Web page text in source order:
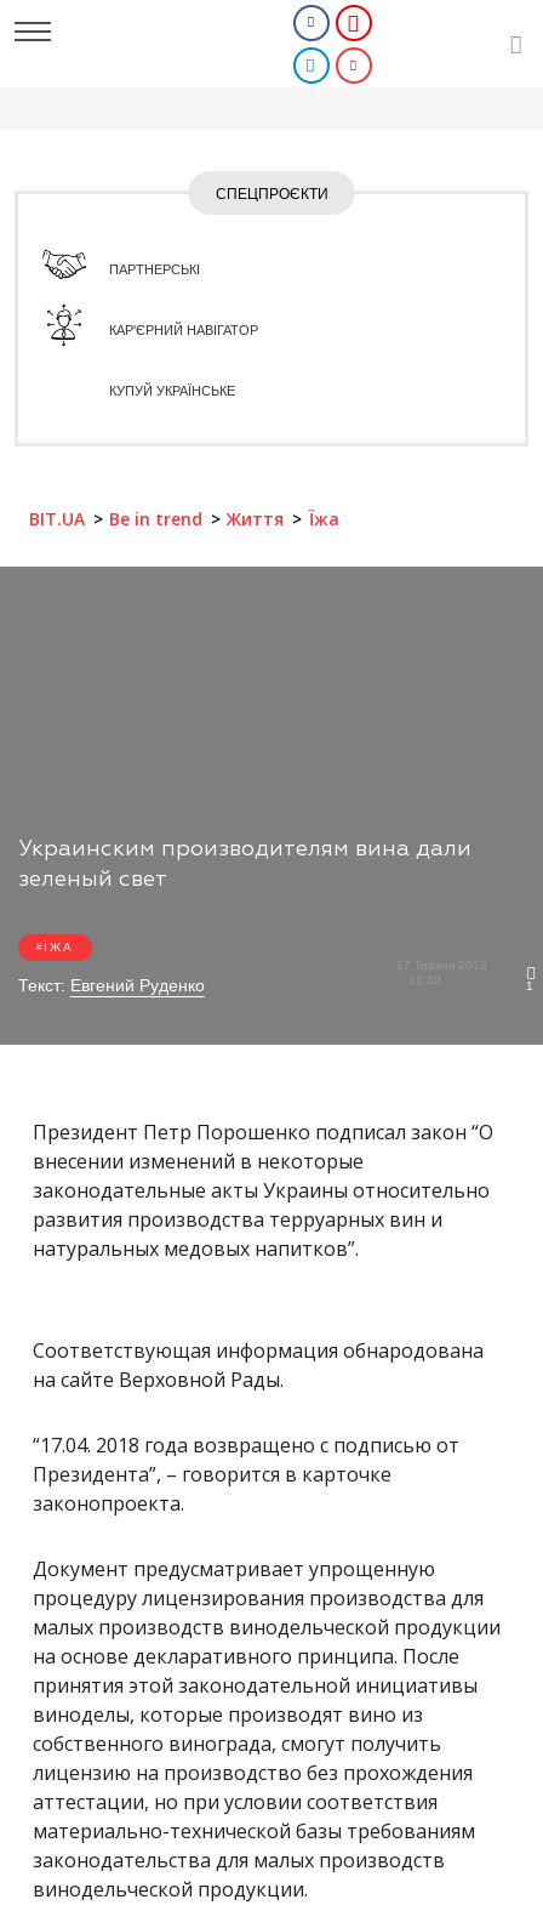
СПЕЦПРОЄКТИ
ПАРТНЕРСЬКІ
КАР'ЄРНИЙ НАВІГАТОР
КУПУЙ УКРАЇНСЬКЕ
BIT.UA Be in trend Життя Їжа
Украинским производителям вина дали
зеленый свет
ЇЖА
Текст: Евгений Руденко
17 Травня 2018
16:39
1
Президент Петр Порошенко подписал закон “О
внесении изменений в некоторые
законодательные акты Украины относительно
развития производства терруарных вин и
натуральных медовых напитков”.
Соответствующая информация обнародована
на сайте Верховной Рады.
“17.04. 2018 года возвращено с подписью от
Президента”, – говорится в карточке
законопроекта.
Документ предусматривает упрощенную
процедуру лицензирования производства для
малых производств винодельческой продукции
на основе декларативного принципа. После
принятия этой законодательной инициативы
виноделы, которые производят вино из
собственного винограда, смогут получить
лицензию на производство без прохождения
аттестации, но при условии соответствия
материально-технической базы требованиям
законодательства для малых производств
винодельческой продукции.